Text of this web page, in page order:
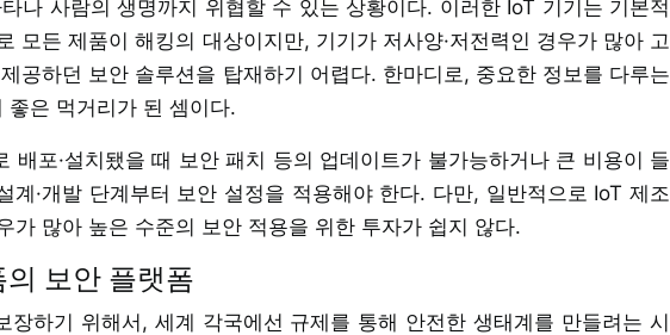
나 사람의 생명까지 위협할 수 있는 상황이다. 이러한 IoT 기기는 기본적
모든 제품이 해킹의 대상이지만, 기기가 저사양·저전력인 경우가 많아 고
공하던 보안 솔루션을 탑재하기 어렵다. 한마디로, 중요한 정보를 다루는
좋은 먹거리가 된 셈이다.
배포·설치됐을 때 보안 패치 등의 업데이트가 불가능하거나 큰 비용이 들
계·개발 단계부터 보안 설정을 적용해야 한다. 다만, 일반적으로 IoT 제조
가 많아 높은 수준의 보안 적용을 위한 투자가 쉽지 않다.
보안 플랫폼
장하기 위해서, 세계 각국에선 규제를 통해 안전한 생태계를 만들려는 시